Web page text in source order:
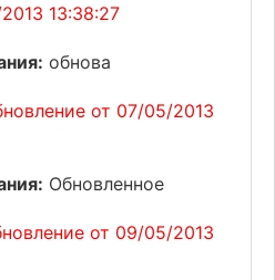
13:38:27
обнова
от 07/05/2013
Обновленное
от 09/05/2013